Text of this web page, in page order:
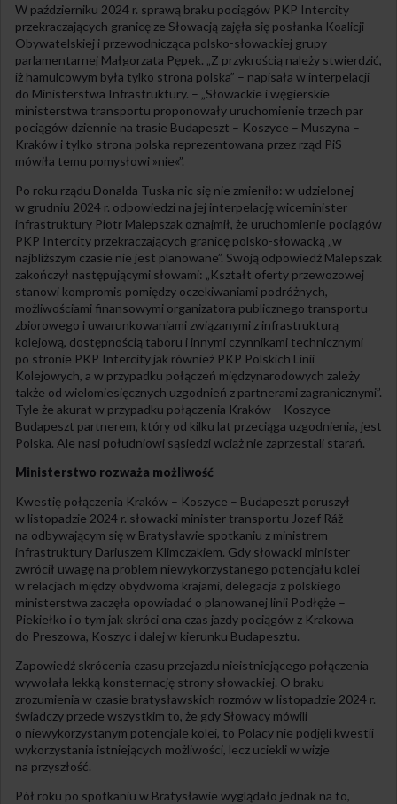
W październiku 2024 r. sprawą braku pociągów PKP Intercity
przekraczających granicę ze Słowacją zajęła się posłanka Koalicji
Obywatelskiej i przewodnicząca polsko-słowackiej grupy
parlamentarnej Małgorzata Pępek. „Z przykrością należy stwierdzić,
iż hamulcowym była tylko strona polska” – napisała w interpelacji
do Ministerstwa Infrastruktury. – „Słowackie i węgierskie
ministerstwa transportu proponowały uruchomienie trzech par
pociągów dziennie na trasie Budapeszt – Koszyce – Muszyna –
Kraków i tylko strona polska reprezentowana przez rząd PiS
mówiła temu pomysłowi »nie«”.
Po roku rządu Donalda Tuska nic się nie zmieniło: w udzielonej
w grudniu 2024 r. odpowiedzi na jej interpelację wiceminister
infrastruktury Piotr Malepszak oznajmił, że uruchomienie pociągów
PKP Intercity przekraczających granicę polsko-słowacką „w
najbliższym czasie nie jest planowane”. Swoją odpowiedź Malepszak
zakończył następującymi słowami: „Kształt oferty przewozowej
stanowi kompromis pomiędzy oczekiwaniami podróżnych,
możliwościami finansowymi organizatora publicznego transportu
zbiorowego i uwarunkowaniami związanymi z infrastrukturą
kolejową, dostępnością taboru i innymi czynnikami technicznymi
po stronie PKP Intercity jak również PKP Polskich Linii
Kolejowych, a w przypadku połączeń międzynarodowych zależy
także od wielomiesięcznych uzgodnień z partnerami zagranicznymi”.
Tyle że akurat w przypadku połączenia Kraków – Koszyce –
Budapeszt partnerem, który od kilku lat przeciąga uzgodnienia, jest
Polska. Ale nasi południowi sąsiedzi wciąż nie zaprzestali starań.
Ministerstwo rozważa możliwość
Kwestię połączenia Kraków – Koszyce – Budapeszt poruszył
w listopadzie 2024 r. słowacki minister transportu Jozef Ráž
na odbywającym się w Bratysławie spotkaniu z ministrem
infrastruktury Dariuszem Klimczakiem. Gdy słowacki minister
zwrócił uwagę na problem niewykorzystanego potencjału kolei
w relacjach między obydwoma krajami, delegacja z polskiego
ministerstwa zaczęła opowiadać o planowanej linii Podłęże –
Piekiełko i o tym jak skróci ona czas jazdy pociągów z Krakowa
do Preszowa, Koszyc i dalej w kierunku Budapesztu.
Zapowiedź skrócenia czasu przejazdu nieistniejącego połączenia
wywołała lekką konsternację strony słowackiej. O braku
zrozumienia w czasie bratysławskich rozmów w listopadzie 2024 r.
świadczy przede wszystkim to, że gdy Słowacy mówili
o niewykorzystanym potencjale kolei, to Polacy nie podjęli kwestii
wykorzystania istniejących możliwości, lecz uciekli w wizje
na przyszłość.
Pół roku po spotkaniu w Bratysławie wyglądało jednak na to,